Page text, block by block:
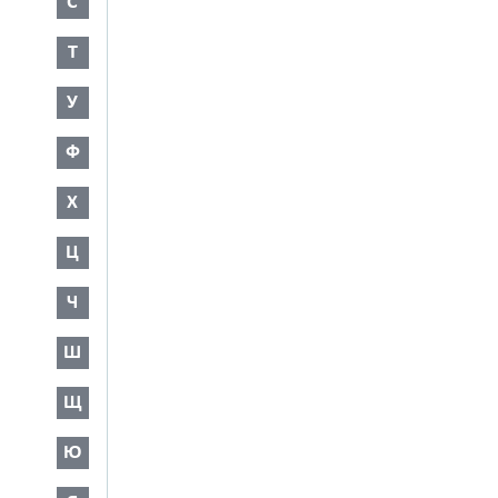
Т
У
Ф
Х
Ц
Ч
Ш
Щ
Ю